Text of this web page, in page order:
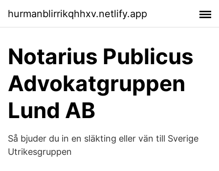
hurmanblirrikqhhxv.netlify.app
Notarius Publicus
Advokatgruppen
Lund AB
Så bjuder du in en släkting eller vän till Sverige
Utrikesgruppen